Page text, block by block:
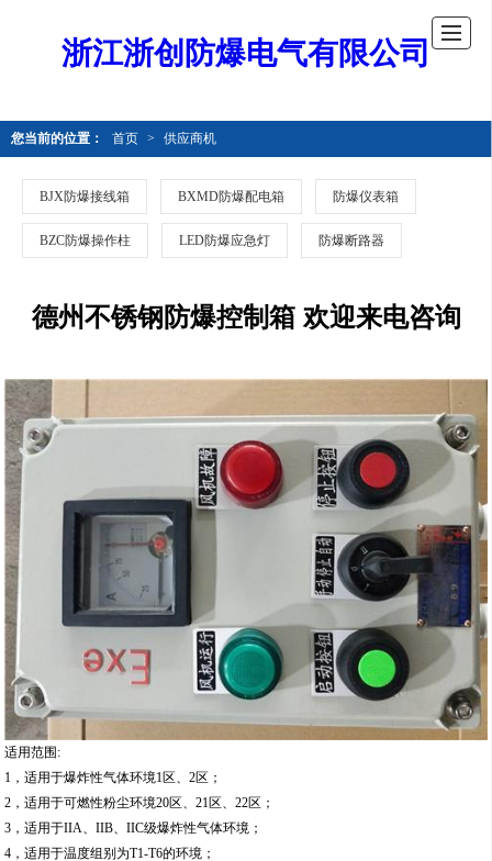
浙江浙创防爆电气有限公司
您当前的位置： 首页 > 供应商机
BJX防爆接线箱 BXMD防爆配电箱 防爆仪表箱
BZC防爆操作柱 LED防爆应急灯 防爆断路器
德州不锈钢防爆控制箱 欢迎来电咨询
适用范围:
1，适用于爆炸性气体环境1区、2区；
2，适用于可燃性粉尘环境20区、21区、22区；
3，适用于IIA、IIB、IIC级爆炸性气体环境；
4，适用于温度组别为T1-T6的环境；